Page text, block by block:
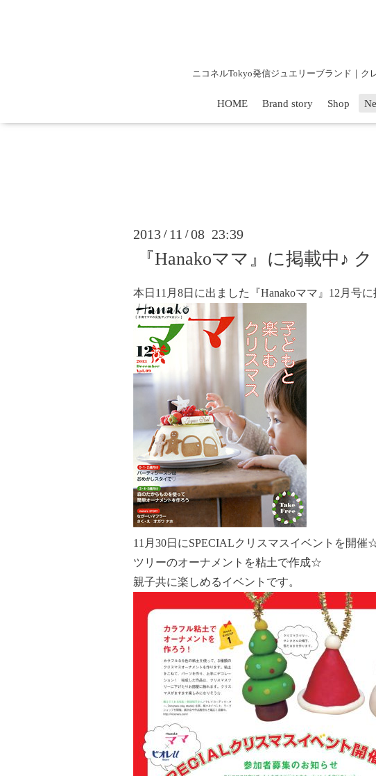
ニコネルTokyo発信ジュエリーブランド｜ク
HOME Brand story Shop
2013 / 11 /08 23:39
『Hanakoママ』に掲載中♪
本日11月8日に出ました『Hanakoママ』12月号に
11月30日にSPECIALクリスマスイベントを開催
ツリーのオーナメントを粘土で作成☆
親子共に楽しめるイベントです。